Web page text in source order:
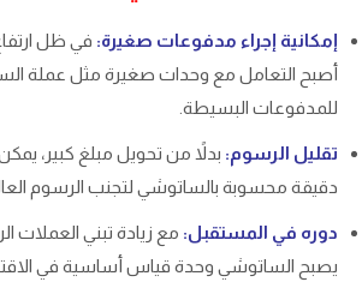
إمكانية إجراء مدفوعات صغيرة: في ظل
أصبح التعامل مع وحدات صغيرة مثل عملة
للمدفوعات البسيطة.
تقليل الرسوم: بدلاً من تحويل مبلغ كبير،
دقيقة محسوبة بالساتوشي لتجنب الرسوم
دوره في المستقبل: مع زيادة تبني العملات
يصبح الساتوشي وحدة قياس أساسية في